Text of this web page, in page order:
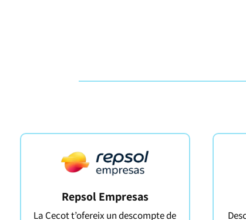
Repsol Empresas
La Cecot t’ofereix un descompte de